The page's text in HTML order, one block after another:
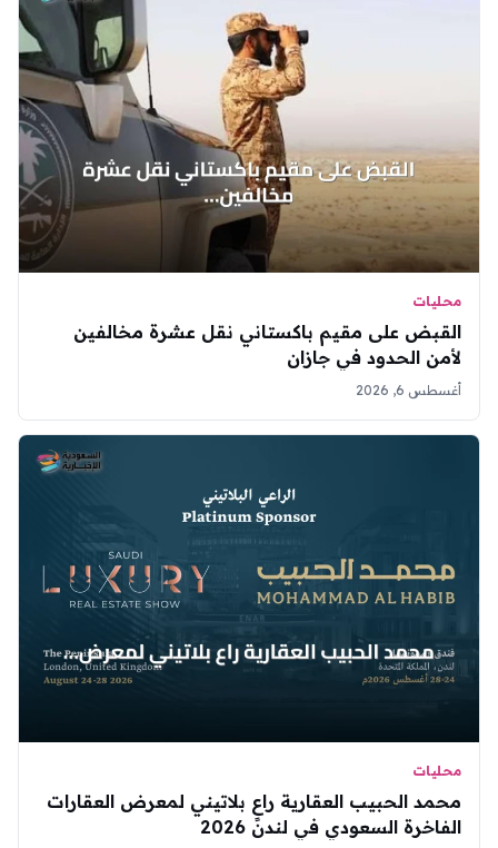
محليات
القبض على مقيم باكستاني نقل عشرة مخالفين
لأمن الحدود في جازان
أغسطس 6, 2026
محليات
محمد الحبيب العقارية راعٍ بلاتيني لمعرض العقارات
الفاخرة السعودي في لندن 2026